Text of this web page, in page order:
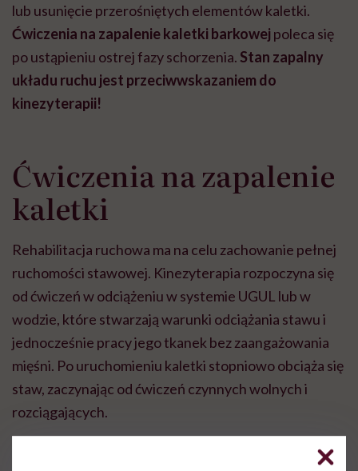
lub usunięcie przerośniętych elementów kaletki.
Ćwiczenia na zapalenie kaletki barkowej poleca się
po ustąpieniu ostrej fazy schorzenia. Stan zapalny
układu ruchu jest przeciwwskazaniem do
kinezyterapii!
Ćwiczenia na zapalenie
kaletki
Rehabilitacja ruchowa ma na celu zachowanie pełnej
ruchomości stawowej. Kinezyterapia rozpoczyna się
od ćwiczeń w odciążeniu w systemie UGUL lub w
wodzie, które stwarzają warunki odciążania stawu i
jednocześnie pracy jego tkanek bez zaangażowania
mięśni. Po uruchomieniu kaletki stopniowo obciąża się
staw, zaczynając od ćwiczeń czynnych wolnych i
rozciągających.